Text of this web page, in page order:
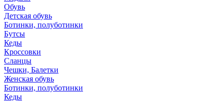
Обувь
Детская обувь
Ботинки, полуботинки
Бутсы
Кеды
Кроссовки
Сланцы
Чешки, Балетки
Женская обувь
Ботинки, полуботинки
Кеды